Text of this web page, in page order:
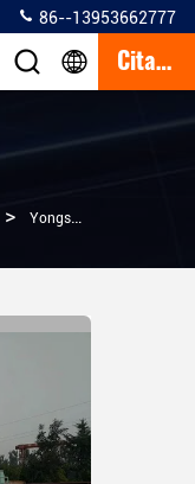
86--13953662777
Citation
> Yongsheng 10 Capacité De L'eau De Désherbage Moissonneuse Aquatique 88kw 1,6m